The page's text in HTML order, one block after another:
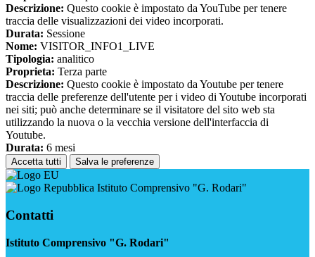
Descrizione: Questo cookie è impostato da YouTube per tenere
traccia delle visualizzazioni dei video incorporati.
Durata: Sessione
Nome: VISITOR_INFO1_LIVE
Tipologia: analitico
Proprieta: Terza parte
Descrizione: Questo cookie è impostato da Youtube per tenere
traccia delle preferenze dell'utente per i video di Youtube incorporati
nei siti; può anche determinare se il visitatore del sito web sta
utilizzando la nuova o la vecchia versione dell'interfaccia di
Youtube.
Durata: 6 mesi
Accetta tutti Salva le preferenze
Istituto Comprensivo "G. Rodari"
Contatti
Istituto Comprensivo "G. Rodari"